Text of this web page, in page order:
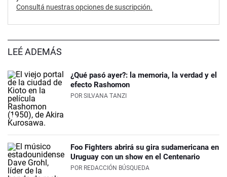
Consultá nuestras opciones de suscripción.
LEÉ ADEMÁS
¿Qué pasó ayer?: la memoria, la verdad y el
efecto Rashomon
POR SILVANA TANZI
Foo Fighters abrirá su gira sudamericana en
Uruguay con un show en el Centenario
POR REDACCIÓN BÚSQUEDA